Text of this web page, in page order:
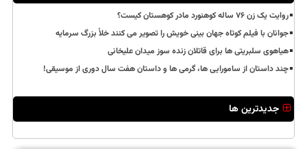
روایت یک زن ۷۶ ساله کوهنورد مادر کوهستان کیست؟
جوانان با فیلم کوتاه جهان بینی خویش را تصویر می کنند خلأ بزرگ سرمایه
هیاهوی سلبریتی ها برای قاتلان زنده سوز میدان علیخانی
چند داستان از سامورایی ها، گرمی ها و داستان هفت سال دوری از موسیقی!
جدیدترین ها